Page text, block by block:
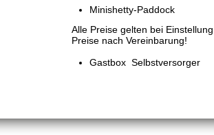
Minishetty-
Alle Preise gelten bei
Preise nach Vereinbarung!
Gastbox